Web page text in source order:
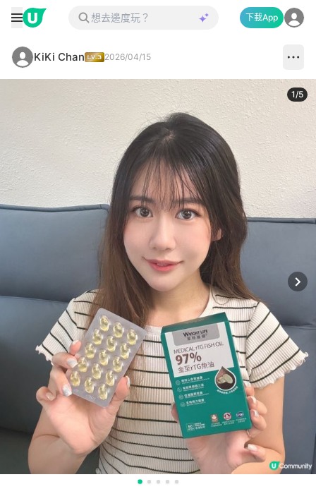
下載App
KiKi Chan 2026/04/15
1/5